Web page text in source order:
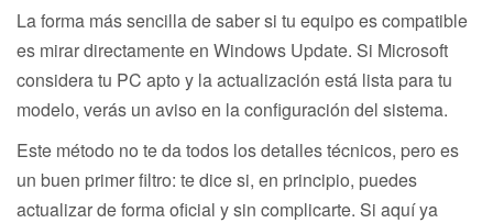
La forma más sencilla de saber si tu equipo es compatible
es mirar directamente en Windows Update. Si Microsoft
considera tu PC apto y la actualización está lista para tu
modelo, verás un aviso en la configuración del sistema.
Este método no te da todos los detalles técnicos, pero es
un buen primer filtro: te dice si, en principio, puedes
actualizar de forma oficial y sin complicarte. Si aquí ya